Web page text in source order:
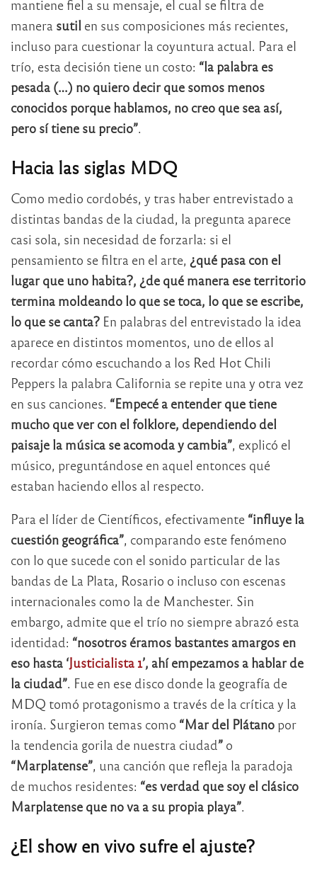
mantiene fiel a su mensaje, el cual se filtra de
manera sutil en sus composiciones más recientes,
incluso para cuestionar la coyuntura actual. Para el
trío, esta decisión tiene un costo: “la palabra es
pesada (…) no quiero decir que somos menos
conocidos porque hablamos, no creo que sea así,
pero sí tiene su precio”
Hacia las siglas MDQ
Como medio cordobés, y tras haber entrevistado a
distintas bandas de la ciudad, la pregunta aparece
casi sola, sin necesidad de forzarla: si el
pensamiento se filtra en el arte, ¿qué pasa con el
lugar que uno habita?, ¿de qué manera ese territorio
termina moldeando lo que se toca, lo que se escribe,
lo que se canta? En palabras del entrevistado la idea
aparece en distintos momentos, uno de ellos al
recordar cómo escuchando a los Red Hot Chili
Peppers la palabra California se repite una y otra vez
en sus canciones. “Empecé a entender que tiene
mucho que ver con el folklore, dependiendo del
paisaje la música se acomoda y cambia”, explicó el
músico, preguntándose en aquel entonces qué
estaban haciendo ellos al respecto.
Para el líder de Científicos, efectivamente “influye la
cuestión geográfica”, comparando este fenómeno
con lo que sucede con el sonido particular de las
bandas de La Plata, Rosario o incluso con escenas
internacionales como la de Manchester. Sin
embargo, admite que el trío no siempre abrazó esta
identidad: “nosotros éramos bastantes amargos en
eso hasta ‘Justicialista 1’, ahí empezamos a hablar de
la ciudad”. Fue en ese disco donde la geografía de
MDQ tomó protagonismo a través de la crítica y la
ironía. Surgieron temas como “Mar del Plátano por
la tendencia gorila de nuestra ciudad” o
“Marplatense”, una canción que refleja la paradoja
de muchos residentes: “es verdad que soy el clásico
Marplatense que no va a su propia playa”.
¿El show en vivo sufre el ajuste?